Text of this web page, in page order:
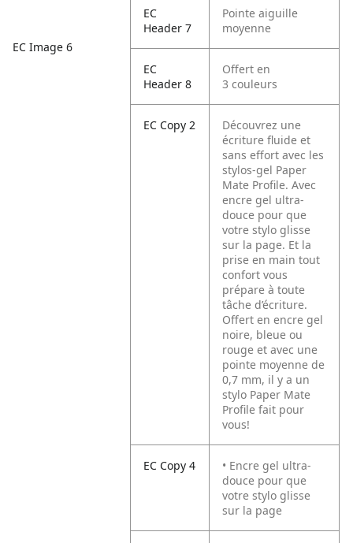
EC Image 6
EC
Header 7
Pointe aiguille
moyenne
EC
Header 8
Offert en
3 couleurs
EC Copy 2
Découvrez une
écriture fluide et
sans effort avec les
stylos-gel Paper
Mate Profile. Avec
encre gel ultra-
douce pour que
votre stylo glisse
sur la page. Et la
prise en main tout
confort vous
prépare à toute
tâche d’écriture.
Offert en encre gel
noire, bleue ou
rouge et avec une
pointe moyenne de
0,7 mm, il y a un
stylo Paper Mate
Profile fait pour
vous!
EC Copy 4
• Encre gel ultra-
douce pour que
votre stylo glisse
sur la page